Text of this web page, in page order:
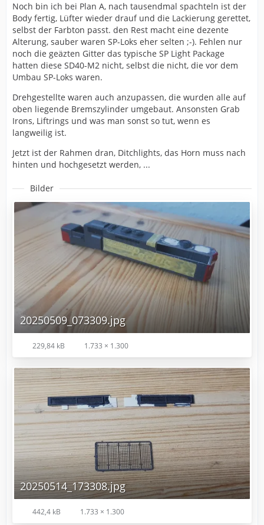
Noch bin ich bei Plan A, nach tausendmal spachteln ist der
Body fertig, Lüfter wieder drauf und die Lackierung gerettet,
selbst der Farbton passt. den Rest macht eine dezente
Alterung, sauber waren SP-Loks eher selten ;-). Fehlen nur
noch die geäzten Gitter das typische SP Light Package
hatten diese SD40-M2 nicht, selbst die nicht, die vor dem
Umbau SP-Loks waren.
Drehgestellte waren auch anzupassen, die wurden alle auf
oben liegende Bremszylinder umgebaut. Ansonsten Grab
Irons, Liftrings und was man sonst so tut, wenn es
langweilig ist.
Jetzt ist der Rahmen dran, Ditchlights, das Horn muss nach
hinten und hochgesetzt werden, ...
Bilder
20250509_073309.jpg
229,84 kB 1.733 × 1.300
20250514_173308.jpg
442,4 kB 1.733 × 1.300